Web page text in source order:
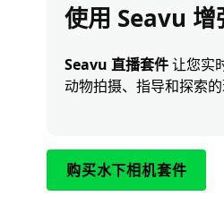
使用 Seavu 增
Seavu 直播套件让您实
动物拍摄、指导和探索
购买水下相机套件